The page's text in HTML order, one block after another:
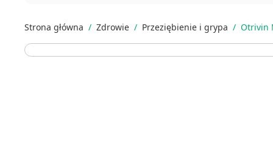
Strona główna / Zdrowie / Przeziębienie i grypa / Otrivin